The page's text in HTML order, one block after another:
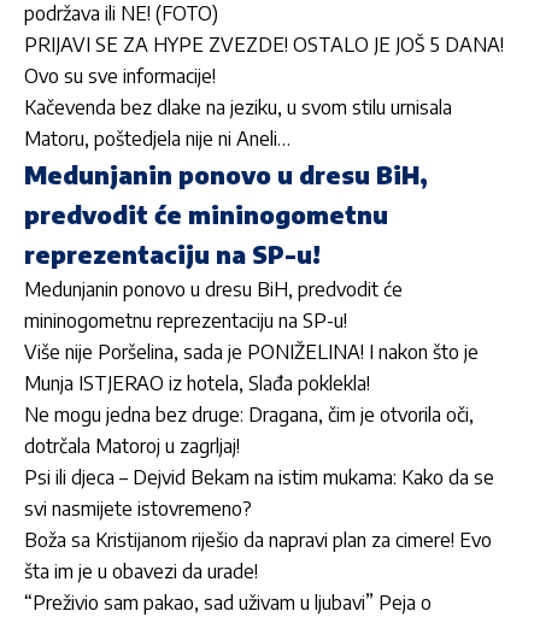
podržava ili NE! (FOTO)
PRIJAVI SE ZA HYPE ZVEZDE! OSTALO JE JOŠ 5 DANA!
Ovo su sve informacije!
Kačevenda bez dlake na jeziku, u svom stilu urnisala
Matoru, poštedjela nije ni Aneli…
Medunjanin ponovo u dresu BiH,
predvodit će mininogometnu
reprezentaciju na SP-u!
Medunjanin ponovo u dresu BiH, predvodit će
mininogometnu reprezentaciju na SP-u!
Više nije Poršelina, sada je PONIŽELINA! I nakon što je
Munja ISTJERAO iz hotela, Slađa poklekla!
Ne mogu jedna bez druge: Dragana, čim je otvorila oči,
dotrčala Matoroj u zagrljaj!
Psi ili djeca – Dejvid Bekam na istim mukama: Kako da se
svi nasmijete istovremeno?
Boža sa Kristijanom riješio da napravi plan za cimere! Evo
šta im je u obavezi da urade!
“Preživio sam pakao, sad uživam u ljubavi” Peja o